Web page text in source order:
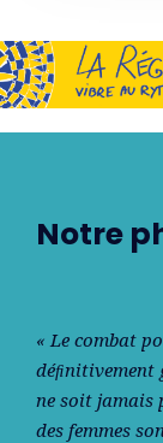
Notre
« Le combat
déﬁnitivement
ne soit jamais
des femmes